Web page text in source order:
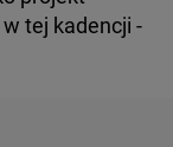
tej kadencji -